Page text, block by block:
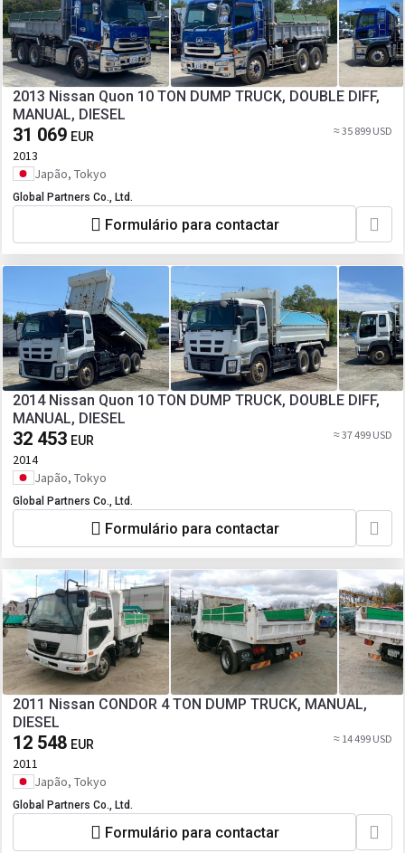
2013 Nissan Quon 10 TON DUMP TRUCK, DOUBLE DIFF,
MANUAL, DIESEL
31 069 EUR ≈ 35 899 USD
2013
Japão, Tokyo
Global Partners Co., Ltd.
Formulário para contactar
2014 Nissan Quon 10 TON DUMP TRUCK, DOUBLE DIFF,
MANUAL, DIESEL
32 453 EUR ≈ 37 499 USD
2014
Japão, Tokyo
Global Partners Co., Ltd.
Formulário para contactar
2011 Nissan CONDOR 4 TON DUMP TRUCK, MANUAL,
DIESEL
12 548 EUR ≈ 14 499 USD
2011
Japão, Tokyo
Global Partners Co., Ltd.
Formulário para contactar